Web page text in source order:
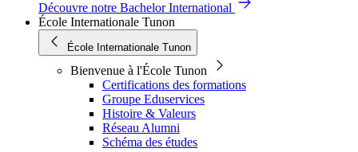
Découvre notre Bachelor International
École Internationale Tunon
École Internationale Tunon
Bienvenue à l'École Tunon
Certifications des formations
Groupe Eduservices
Histoire & Valeurs
Réseau Alumni
Schéma des études